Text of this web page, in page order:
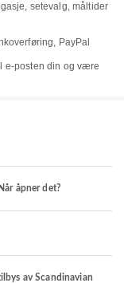
setevalg, måltider
PayPal
e-posten din og være
åpner det?
av Scandinavian